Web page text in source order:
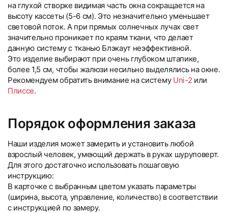
на глухой створке видимая часть окна сокращается на
высоту кассеты (5-6 см). Это незначительно уменьшает
световой поток. А при прямых солнечных лучах свет
значительно проникает по краям ткани, что делает
данную систему с тканью Блэкаут неэффективной.
Это изделие выбирают при очень глубоком штапике,
более 1,5 см, чтобы жалюзи несильно выделялись на окне.
Рекомендуем обратить внимание на систему Uni-2 или
Плиссе.
Порядок оформления заказа
Наши изделия может замерить и установить любой
взрослый человек, умеющий держать в руках шуруповерт.
Для этого достаточно использовать пошаговую
инструкцию:
В карточке с выбранным цветом указать параметры
(ширина, высота, управление, количество) в соответствии
с инструкцией по замеру.